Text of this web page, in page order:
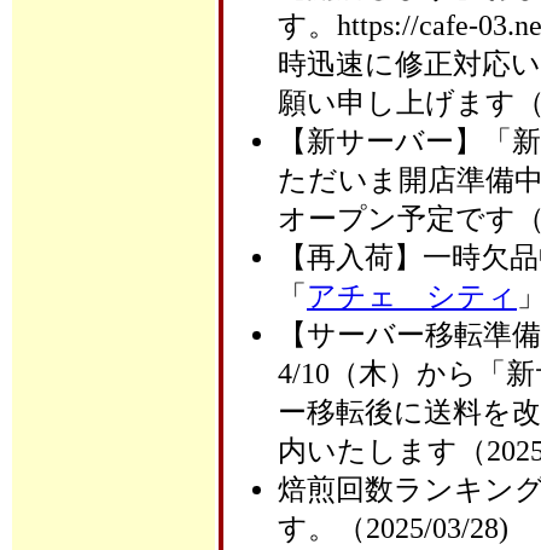
す。https://cafe-
時迅速に修正対応
願い申し上げます
【新サーバー】「
ただいま開店準備
オープン予定です
【再入荷】一時欠
「 アチェ シティ
【サーバー移転準
4/10（木）から「
ー移転後に送料を
内いたします（
焙煎回数ランキン
す。（2025/03/28)